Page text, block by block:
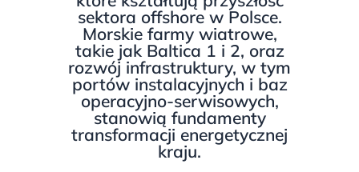
sektora offshore w Polsce.
Morskie farmy wiatrowe,
takie jak Baltica 1 i 2, oraz
rozwój infrastruktury, w tym
portów instalacyjnych i baz
operacyjno-serwisowych,
stanowią fundamenty
transformacji energetycznej
kraju.